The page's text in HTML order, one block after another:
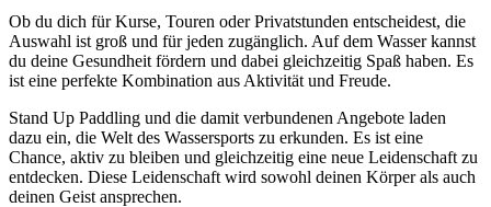
Ob du dich für Kurse, Touren oder Privatstunden entscheidest, die
Auswahl ist groß und für jeden zugänglich. Auf dem Wasser kannst
du deine Gesundheit fördern und dabei gleichzeitig Spaß haben. Es
ist eine perfekte Kombination aus Aktivität und Freude.
Stand Up Paddling und die damit verbundenen Angebote laden
dazu ein, die Welt des Wassersports zu erkunden. Es ist eine
Chance, aktiv zu bleiben und gleichzeitig eine neue Leidenschaft zu
entdecken. Diese Leidenschaft wird sowohl deinen Körper als auch
deinen Geist ansprechen.